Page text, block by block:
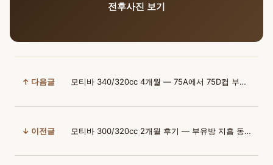
전후사진 보기
↑ 다음글 모티바 340/320cc 4개월 — 75A에서 75D컵 부유방 지흡까지
↓ 이전글 모티바 300/320cc 2개월 후기 — 부유방 지흡 동시에 C컵 완성